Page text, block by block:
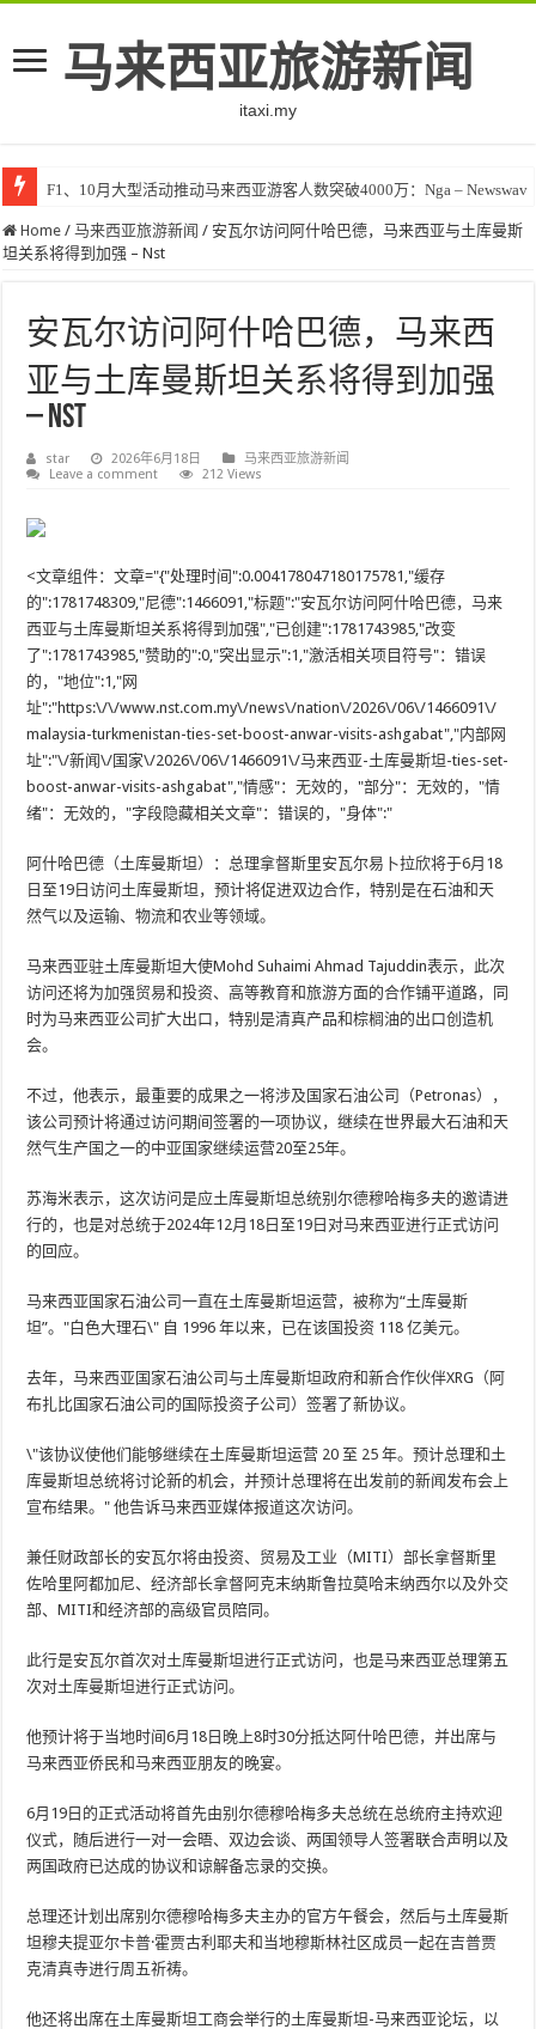
马来西亚旅游新闻
itaxi.my
F1、10月大型活动推动马来西亚游客人数突破4000万：Nga – Newswav
Home / 马来西亚旅游新闻 / 安瓦尔访问阿什哈巴德，马来西亚与土库曼斯
坦关系将得到加强 – Nst
安瓦尔访问阿什哈巴德，马来西
亚与土库曼斯坦关系将得到加强
– Nst
star 2026年6月18日
马来西亚旅游新闻
Leave a comment
212 Views
<文章组件：文章="{"处理时间":0.004178047180175781,"缓存
的":1781748309,"尼德":1466091,"标题":"安瓦尔访问阿什哈巴德，马来
西亚与土库曼斯坦关系将得到加强","已创建":1781743985,"改变
了":1781743985,"赞助的":0,"突出显示":1,"激活相关项目符号"：错误
的，"地位":1,"网
址":"https:\/\/www.nst.com.my\/news\/nation\/2026\/06\/1466091\/
malaysia-turkmenistan-ties-set-boost-anwar-visits-ashgabat","内部网
址":"\/新闻\/国家\/2026\/06\/1466091\/马来西亚-土库曼斯坦-ties-set-
boost-anwar-visits-ashgabat","情感"：无效的，"部分"：无效的，"情
绪"：无效的，"字段隐藏相关文章"：错误的，"身体":"
阿什哈巴德（土库曼斯坦）：总理拿督斯里安瓦尔易卜拉欣将于6月18
日至19日访问土库曼斯坦，预计将促进双边合作，特别是在石油和天
然气以及运输、物流和农业等领域。
马来西亚驻土库曼斯坦大使Mohd Suhaimi Ahmad Tajuddin表示，此次
访问还将为加强贸易和投资、高等教育和旅游方面的合作铺平道路，同
时为马来西亚公司扩大出口，特别是清真产品和棕榈油的出口创造机
会。
不过，他表示，最重要的成果之一将涉及国家石油公司（Petronas），
该公司预计将通过访问期间签署的一项协议，继续在世界最大石油和天
然气生产国之一的中亚国家继续运营20至25年。
苏海米表示，这次访问是应土库曼斯坦总统别尔德穆哈梅多夫的邀请进
行的，也是对总统于2024年12月18日至19日对马来西亚进行正式访问
的回应。
马来西亚国家石油公司一直在土库曼斯坦运营，被称为“土库曼斯
坦”。"白色大理石\" 自 1996 年以来，已在该国投资 118 亿美元。
去年，马来西亚国家石油公司与土库曼斯坦政府和新合作伙伴XRG（阿
布扎比国家石油公司的国际投资子公司）签署了新协议。
\"该协议使他们能够继续在土库曼斯坦运营 20 至 25 年。预计总理和土
库曼斯坦总统将讨论新的机会，并预计总理将在出发前的新闻发布会上
宣布结果。" 他告诉马来西亚媒体报道这次访问。
兼任财政部长的安瓦尔将由投资、贸易及工业（MITI）部长拿督斯里
佐哈里阿都加尼、经济部长拿督阿克末纳斯鲁拉莫哈末纳西尔以及外交
部、MITI和经济部的高级官员陪同。
此行是安瓦尔首次对土库曼斯坦进行正式访问，也是马来西亚总理第五
次对土库曼斯坦进行正式访问。
他预计将于当地时间6月18日晚上8时30分抵达阿什哈巴德，并出席与
马来西亚侨民和马来西亚朋友的晚宴。
6月19日的正式活动将首先由别尔德穆哈梅多夫总统在总统府主持欢迎
仪式，随后进行一对一会晤、双边会谈、两国领导人签署联合声明以及
两国政府已达成的协议和谅解备忘录的交换。
总理还计划出席别尔德穆哈梅多夫主办的官方午餐会，然后与土库曼斯
坦穆夫提亚尔卡普·霍贾古利耶夫和当地穆斯林社区成员一起在吉普贾
克清真寺进行周五祈祷。
他还将出席在土库曼斯坦工商会举行的土库曼斯坦-马来西亚论坛，以